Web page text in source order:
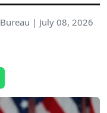
| July 08, 2026